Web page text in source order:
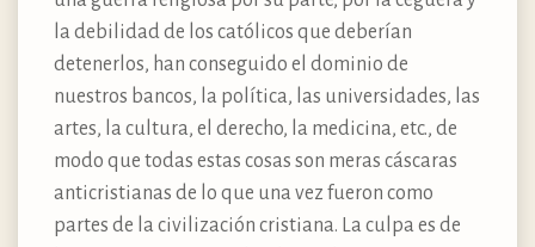
la debilidad de los católicos que deberían
detenerlos, han conseguido el dominio de
nuestros bancos, la política, las universidades, las
artes, la cultura, el derecho, la medicina, etc., de
modo que todas estas cosas son meras cáscaras
anticristianas de lo que una vez fueron como
partes de la civilización cristiana. La culpa es de